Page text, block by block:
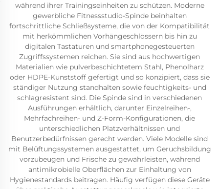
während ihrer Trainingseinheiten zu schützen. Moderne
gewerbliche Fitnessstudio-Spinde beinhalten
fortschrittliche Schließsysteme, die von der Kompatibilität
mit herkömmlichen Vorhängeschlössern bis hin zu
digitalen Tastaturen und smartphonegesteuerten
Zugriffssystemen reichen. Sie sind aus hochwertigen
Materialien wie pulverbeschichtetem Stahl, Phenolharz
oder HDPE-Kunststoff gefertigt und so konzipiert, dass sie
ständiger Nutzung standhalten sowie feuchtigkeits- und
schlagresistent sind. Die Spinde sind in verschiedenen
Ausführungen erhältlich, darunter Einzelreihen-,
Mehrfachreihen- und Z-Form-Konfigurationen, die
unterschiedlichen Platzverhältnissen und
Benutzerbedürfnissen gerecht werden. Viele Modelle sind
mit Belüftungssystemen ausgestattet, um Geruchsbildung
vorzubeugen und Frische zu gewährleisten, während
antimikrobielle Oberflächen zur Einhaltung von
Hygienestandards beitragen. Häufig verfügen diese Geräte